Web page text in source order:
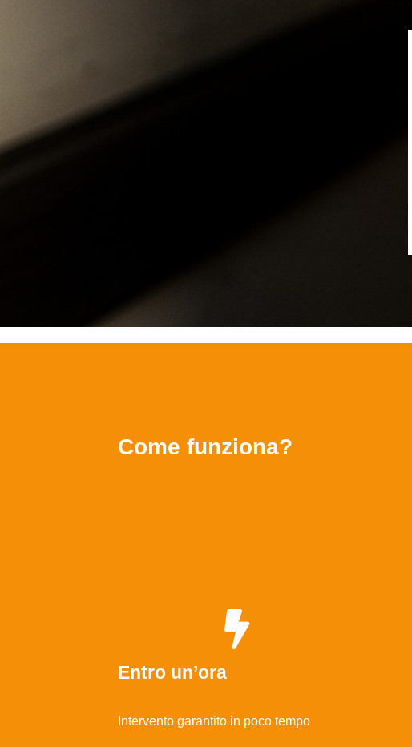
Come funziona?
Entro un’ora
Intervento garantito in poco tempo